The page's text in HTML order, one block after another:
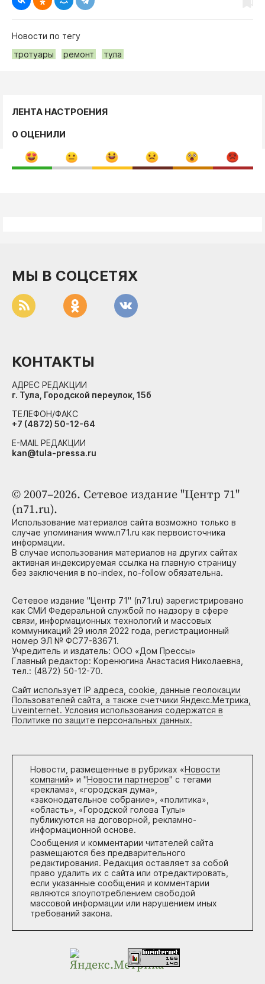
Новости по тегу
тротуары
ремонт тула
ЛЕНТА НАСТРОЕНИЯ
0 ОЦЕНИЛИ
© 2007–2026. Сетевое издание "Центр 71"
(n71.ru).
Использование материалов сайта возможно только в
случае упоминания www.n71.ru как первоисточника
информации.
В случае использования материалов на других сайтах
активная индексируемая ссылка на главную страницу
без заключения в no-index, no-follow обязательна.
Сетевое издание "Центр 71" (n71.ru) зарегистрировано
как СМИ Федеральной службой по надзору в сфере
связи, информационных технологий и массовых
коммуникаций 29 июля 2022 года, регистрационный
номер ЭЛ № ФС77-83671.
Учредитель и издатель: ООО «Дом Прессы»
Главный редактор: Коренюгина Анастасия Николаевна,
тел.: (4872) 50-12-70.
Сайт использует IP адреса, cookie, данные геолокации
Пользователей сайта, а также счетчики Яндекс.Метрика,
Liveinternet. Условия использования содержатся в
Политике по защите персональных данных.
Новости, размещенные в рубриках «Новости
компаний» и "Новости партнеров" с тегами
«реклама», «городская дума»,
«законодательное собрание», «политика»,
«область», «Городской голова Тулы»
публикуются на договорной, рекламно-
информационной основе.
Сообщения и комментарии читателей сайта
размещаются без предварительного
редактирования. Редакция оставляет за собой
право удалить их с сайта или отредактировать,
если указанные сообщения и комментарии
являются злоупотреблением свободой
массовой информации или нарушением иных
требований закона.
МЫ В СОЦСЕТЯХ
КОНТАКТЫ
АДРЕС РЕДАКЦИИ
г. Тула, Городской переулок, 15б
ТЕЛЕФОН/ФАКС
+7 (4872) 50-12-64
E-MAIL РЕДАКЦИИ
kan@tula-pressa.ru